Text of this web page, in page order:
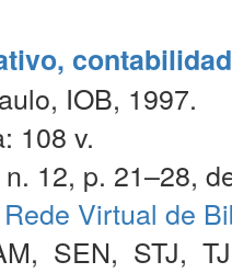
IOB, 1997.
108 v.
12, p. 21–28,
Rede Virtual de
, SEN, STJ,